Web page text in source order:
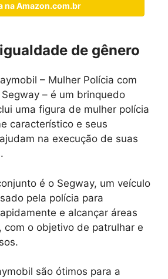
na Amazon.com.br
de gênero
– Mulher Polícia com
– é um brinquedo
uma figura de mulher polícia
característico e seus
na execução de suas
é o Segway, um veículo
pela polícia para
e alcançar áreas
com o objetivo de patrulhar e
são ótimos para a